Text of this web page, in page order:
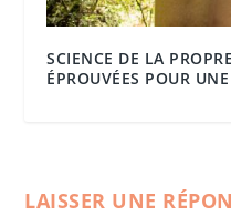
SCIENCE DE LA
ÉPROUVÉES POUR
LAISSER UNE